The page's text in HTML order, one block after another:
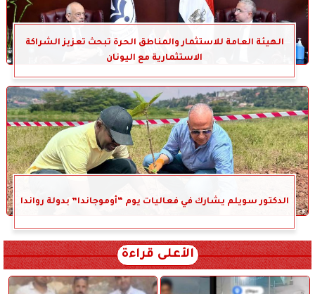
الهيئة العامة للاستثمار والمناطق الحرة تبحث تعزيز الشراكة
الاستثمارية مع اليونان
الدكتور سويلم يشارك في فعاليات يوم “أوموجاندا” بدولة رواندا
الأعلى قراءة